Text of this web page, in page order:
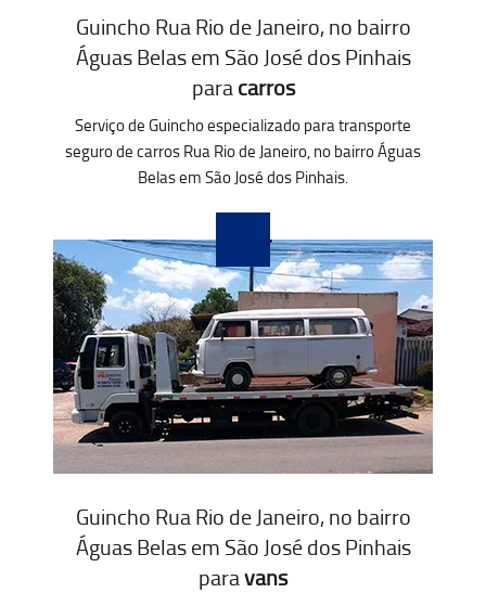
Guincho Rua Rio de Janeiro, no bairro
Águas Belas em São José dos Pinhais
paracarros
Serviço de Guincho especializado para transporte
seguro de carros Rua Rio de Janeiro, no bairro Águas
Belas em São José dos Pinhais.
Guincho Rua Rio de Janeiro, no bairro
Águas Belas em São José dos Pinhais
paravans